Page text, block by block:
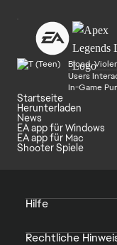
Blood,
Users
In-Game
Startseite
Herunterladen
News
EA app für Windows
EA app für Mac
Shooter Spiele
Hilfe
Rechtliche